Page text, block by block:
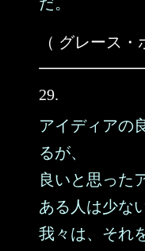
（ グレース・
29.
アイディアの
るが、
良いと思った
ある人は少な
我々は、それ